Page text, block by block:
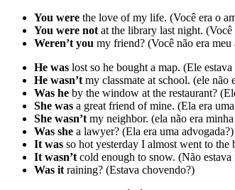
You were the love of my life. (Você era o
You were not at the library last night.
Weren’t you my friend? (Você não era meu
He was lost so he bought a map. (Ele
He wasn’t my classmate at school. (ele não
Was he by the window at the restaurant?
She was a great friend of mine. (Ela era
She wasn’t my neighbor. (ela não era
Was she a lawyer? (Ela era uma advogada?)
It was so hot yesterday I almost went to the
It wasn’t cold enough to snow. (Não
Was it raining? (Estava chovendo?)